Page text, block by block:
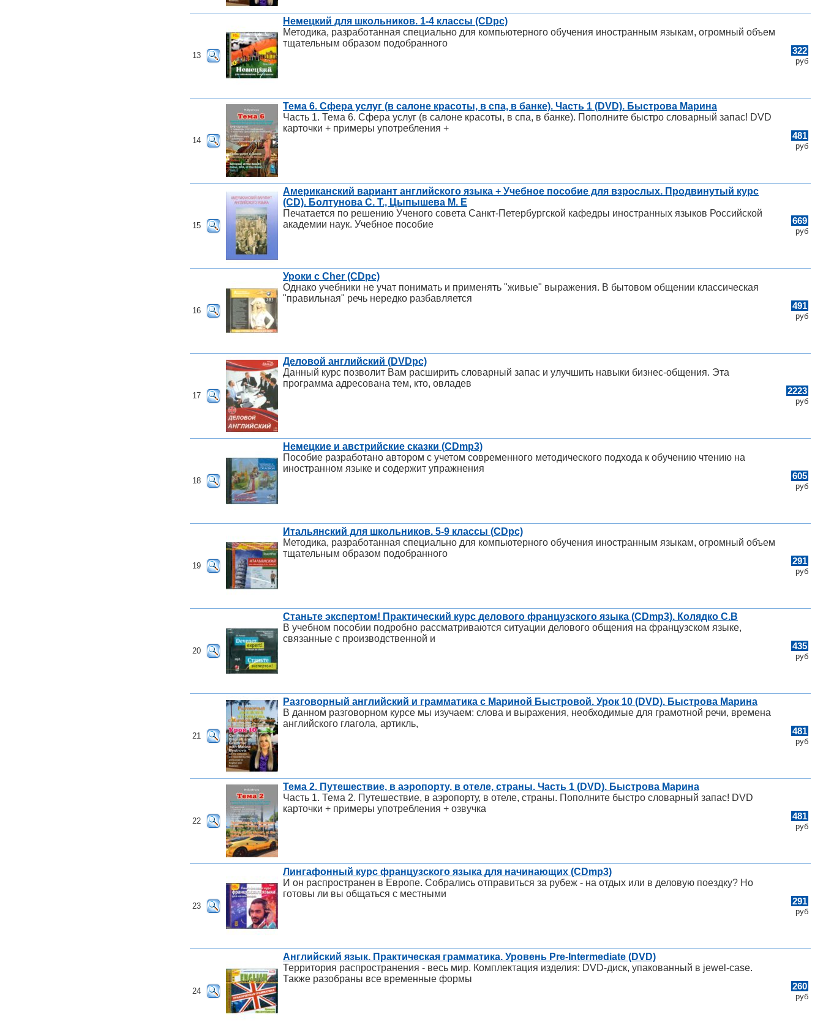
13
Немецкий для школьников. 1-4 классы (CDpc)
Методика, разработанная специально для компьютерного обучения иностранным языкам, огромный объем
тщательным образом подобранного
322
руб
14
Тема 6. Сфера услуг (в салоне красоты, в спа, в банке). Часть 1 (DVD). Быстрова Марина
Часть 1. Тема 6. Сфера услуг (в салоне красоты, в спа, в банке). Пополните быстро словарный запас! DVD
карточки + примеры употребления +
481
руб
15
Американский вариант английского языка + Учебное пособие для взрослых. Продвинутый курс
(CD). Болтунова С. Т., Цыпышева М. Е
Печатается по решению Ученого совета Санкт-Петербургской кафедры иностранных языков Российской
академии наук. Учебное пособие
669
руб
16
Уроки с Cher (CDpc)
Однако учебники не учат понимать и применять "живые" выражения. В бытовом общении классическая
"правильная" речь нередко разбавляется
491
руб
17
Деловой английский (DVDpc)
Данный курс позволит Вам расширить словарный запас и улучшить навыки бизнес-общения. Эта
программа адресована тем, кто, овладев
2223
руб
18
Немецкие и австрийские сказки (CDmp3)
Пособие разработано автором с учетом современного методического подхода к обучению чтению на
иностранном языке и содержит упражнения
605
руб
19
Итальянский для школьников. 5-9 классы (CDpc)
Методика, разработанная специально для компьютерного обучения иностранным языкам, огромный объем
тщательным образом подобранного
291
руб
20
Станьте экспертом! Практический курс делового французского языка (CDmp3). Колядко С.В
В учебном пособии подробно рассматриваются ситуации делового общения на французском языке,
связанные с производственной и
435
руб
21
Разговорный английский и грамматика с Мариной Быстровой. Урок 10 (DVD). Быстрова Марина
В данном разговорном курсе мы изучаем: слова и выражения, необходимые для грамотной речи, времена
английского глагола, артикль,
481
руб
22
Тема 2. Путешествие, в аэропорту, в отеле, страны. Часть 1 (DVD). Быстрова Марина
Часть 1. Тема 2. Путешествие, в аэропорту, в отеле, страны. Пополните быстро словарный запас! DVD
карточки + примеры употребления + озвучка
481
руб
23
Лингафонный курс французского языка для начинающих (CDmp3)
И он распространен в Европе. Собрались отправиться за рубеж - на отдых или в деловую поездку? Но
готовы ли вы общаться с местными
291
руб
24
Английский язык. Практическая грамматика. Уровень Pre-Intermediate (DVD)
Территория распространения - весь мир. Комплектация изделия: DVD-диск, упакованный в jewel-case.
Также разобраны все временные формы
260
руб